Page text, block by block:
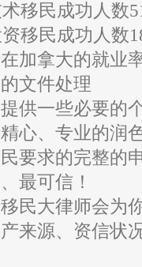
民成功人数
民成功人数
拿大的就业
文件处理
一些必要的个
心、专业的润
要求的完整的
最可信！
大律师会为你
来源、资信状